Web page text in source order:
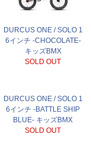
DURCUS ONE / SOLO 1
6インチ -CHOCOLATE-
キッズBMX
SOLD OUT
DURCUS ONE / SOLO 1
6インチ -BATTLE SHIP
BLUE- キッズBMX
SOLD OUT